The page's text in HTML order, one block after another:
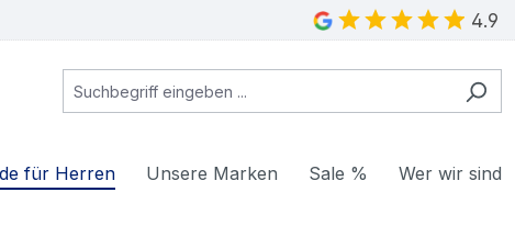
4.9
für Herren Unsere Marken Sale % Wer wir sind